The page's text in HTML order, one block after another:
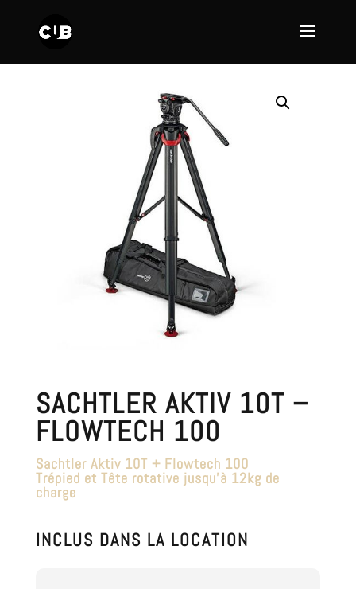
SACHTLER AKTIV 10T –
FLOWTECH 100
Sachtler Aktiv 10T + Flowtech 100
Trépied et Tête rotative jusqu’à 12kg de
charge
INCLUS DANS LA LOCATION